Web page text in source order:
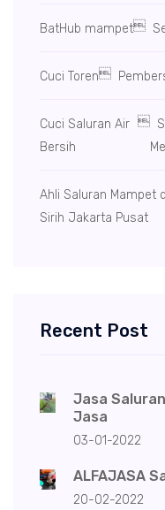
BatHub mampet
Cuci Toren
Cuci Saluran Air
Bersih

Ahli Saluran Mampet
Sirih Jakarta Pusat
Recent Post
Jasa
Jasa
03-01-2022
ALFAJASA
20-02-2022